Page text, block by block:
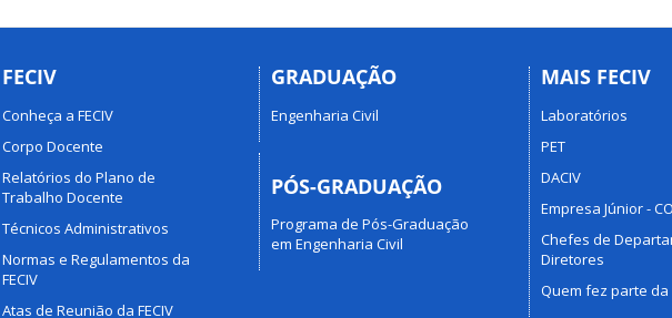
FECIV
Conheça a FECIV
Corpo Docente
Relatórios do Plano de
Trabalho Docente
Técnicos Administrativos
Normas e Regulamentos da
FECIV
Atas de Reunião da FECIV
GRADUAÇÃO
Engenharia Civil
PÓS-GRADUAÇÃO
Programa de Pós-Graduação
em Engenharia Civil
MAIS FECIV
Laboratórios
PET
DACIV
Empresa Júnior -
Chefes de
Diretores
Quem fez parte